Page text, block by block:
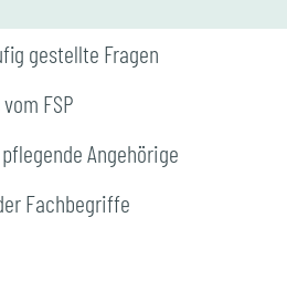
gestellte Fragen
FSP
Angehörige
Fachbegriffe